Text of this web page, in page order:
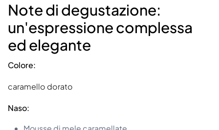
Note di degustazione:
un'espressione complessa
ed elegante
Colore:
caramello dorato
Naso: